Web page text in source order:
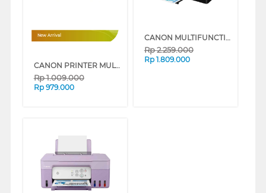
New Arrival
CANON PRINTER MULTIFUNCTION WI-FI INKJET CARTRIDGE PIXMA E470GR
Rp1.009.000
Rp 979.000
CANON MULTIFUNCTION INK TANK PRINTER G2010
Rp2.259.000
Rp 1.809.000